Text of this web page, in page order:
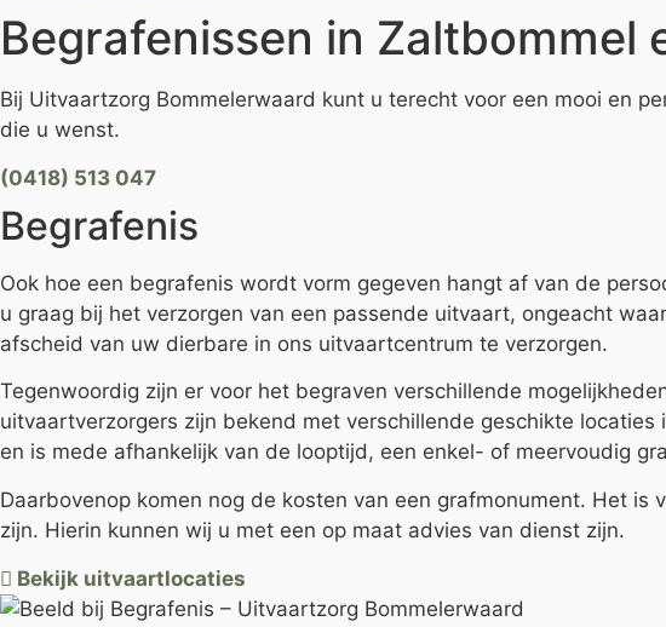
Begrafenissen in Zaltbommel
Bij Uitvaartzorg Bommelerwaard kunt u terecht voor een mooi en
die u wenst.
(0418) 513 047
Begrafenis
Ook hoe een begrafenis wordt vorm gegeven hangt af van de
u graag bij het verzorgen van een passende uitvaart, ongeacht
afscheid van uw dierbare in ons uitvaartcentrum te verzorgen.
Tegenwoordig zijn er voor het begraven verschillende
uitvaartverzorgers zijn bekend met verschillende geschikte
en is mede afhankelijk van de looptijd, een enkel- of meervoudig
Daarbovenop komen nog de kosten van een grafmonument. Het
zijn. Hierin kunnen wij u met een op maat advies van dienst zijn.
Bekijk uitvaartlocaties